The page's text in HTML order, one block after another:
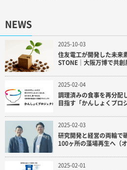
NEWS
2025-10-03
住友電工が開発した未
STONE｜大阪万博で共
2025-02-04
調理済みの食事を再分配
目指す「かんしょくプロ
2025-02-03
研究開発と経営の両輪で
100ヶ所の藻場再生へ（
2025-02-01